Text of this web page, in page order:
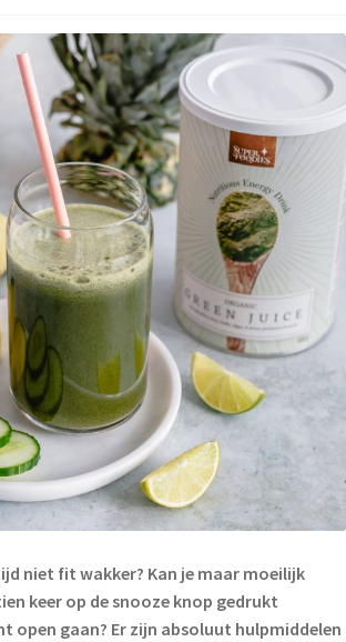
niet fit wakker? Kan je maar moeilijk
keer op de snooze knop gedrukt
open gaan? Er zijn absoluut hulpmiddelen